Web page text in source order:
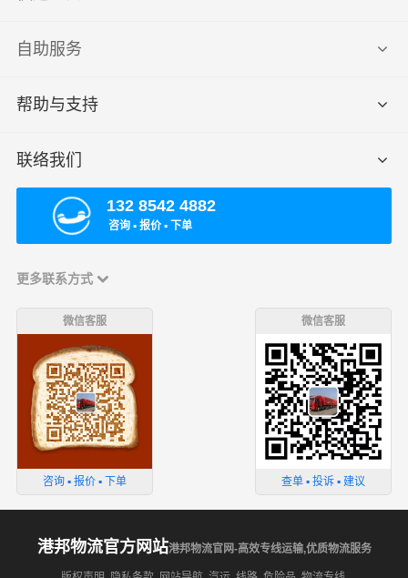
自助服务
帮助与支持
联络我们
132 8542 4882
咨询 ▪ 报价 ▪ 下单
更多联系方式
微信客服
咨询 ▪ 报价 ▪ 下单
微信客服
查单 ▪ 投诉 ▪ 建议
港邦物流官方网站港邦物流官网-高效专线运输,优质物流服务